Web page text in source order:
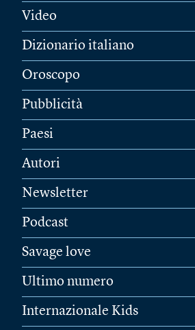
Video
Dizionario italiano
Oroscopo
Pubblicità
Paesi
Autori
Newsletter
Podcast
Savage love
Ultimo numero
Internazionale Kids